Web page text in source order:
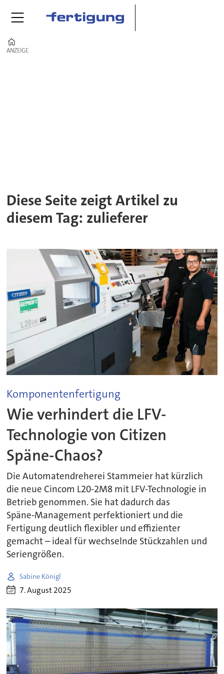
ANZEIGE
ANZEIGE
Diese Seite zeigt Artikel zu
diesem Tag: zulieferer
Komponentenfertigung
Wie verhindert die LFV-
Technologie von Citizen
Späne-Chaos?
Die Automatendreherei Stammeier hat kürzlich
die neue Cincom L20‑2M8 mit LFV-Technologie in
Betrieb genommen. Sie hat dadurch das
Späne‑Management perfektioniert und die
Fertigung deutlich flexibler und effizienter
gemacht – ideal für wechselnde Stückzahlen und
Seriengrößen.
Sabine Königl
7. August 2025